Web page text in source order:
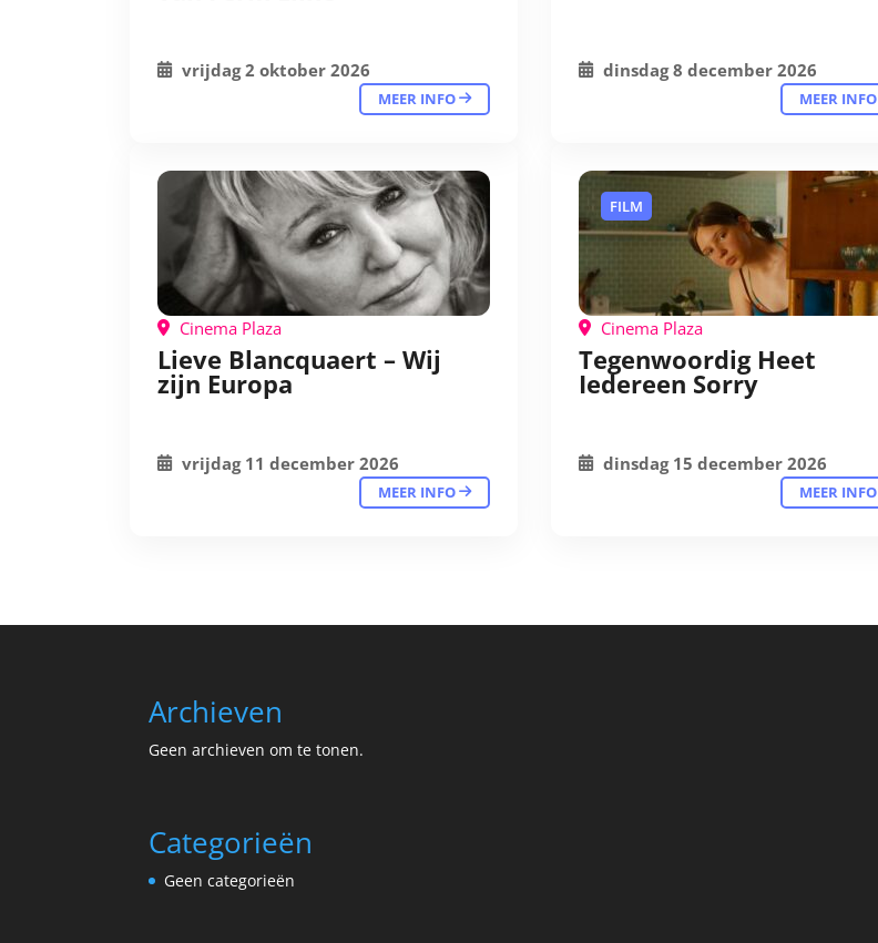
vrijdag 2 oktober 2026
MEER INFO
dinsdag 8 december 2026
MEER INFO
Cinema Plaza
Lieve Blancquaert – Wij
zijn Europa
vrijdag 11 december 2026
MEER INFO
FILM
Cinema Plaza
Tegenwoordig Heet
Iedereen Sorry
dinsdag 15 december 2026
MEER INFO
Archieven
Geen archieven om te tonen.
Categorieën
Geen categorieën